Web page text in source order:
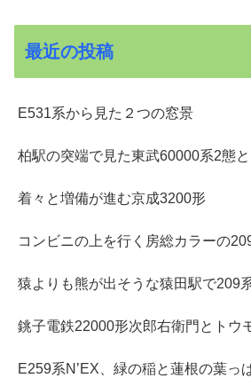
最近の投稿
E531系から見た２つの窓景
柏駅の突端で見た東武60000系2態
着々と増備が進む京成3200形
コンビニの上を行く房総カラーの
猿よりも熊が出そうな猿田駅で209
銚子電鉄22000形次郎右衛門とトウ
E259系N’EX、緑の稲と蓮根の葉っ